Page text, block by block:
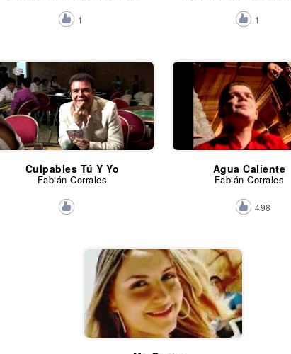
1 1
Culpables Tú Y Yo
Fabián Corrales
Agua Caliente
Fabián Corrales
498